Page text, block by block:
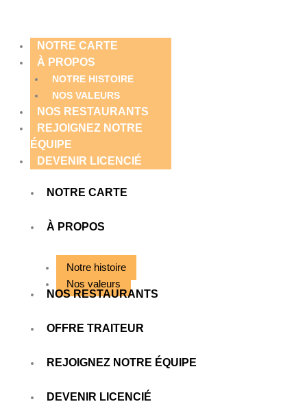
NOTRE CARTE
À PROPOS
NOTRE HISTOIRE
NOS VALEURS
NOS RESTAURANTS
REJOIGNEZ NOTRE
ÉQUIPE
DEVENIR LICENCIÉ
NOTRE CARTE
À PROPOS
Notre histoire
Nos valeurs
NOS RESTAURANTS
OFFRE TRAITEUR
REJOIGNEZ NOTRE ÉQUIPE
DEVENIR LICENCIÉ